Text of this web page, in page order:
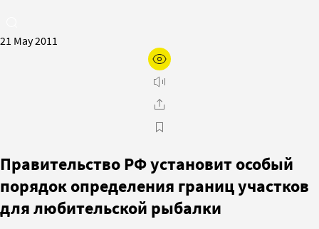
21 May 2011
Правительство РФ установит особый
порядок определения границ участков
для любительской рыбалки